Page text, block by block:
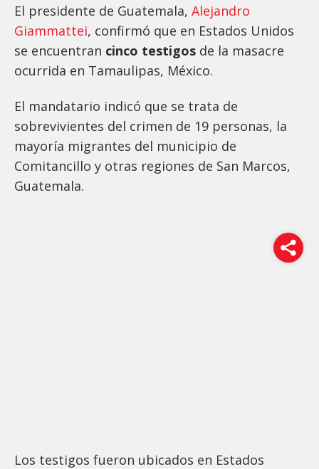
El presidente de Guatemala, Alejandro
Giammattei, confirmó que en Estados Unidos
se encuentran cinco testigos de la masacre
ocurrida en Tamaulipas, México.
El mandatario indicó que se trata de
sobrevivientes del crimen de 19 personas, la
mayoría migrantes del municipio de
Comitancillo y otras regiones de San Marcos,
Guatemala.
Los testigos fueron ubicados en Estados